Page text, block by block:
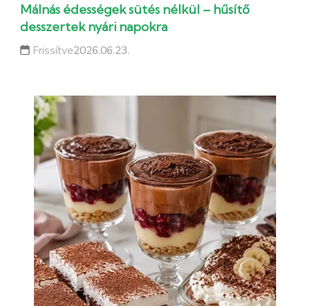
Málnás édességek sütés nélkül – hűsítő
desszertek nyári napokra
Frissítve2026.06.23.